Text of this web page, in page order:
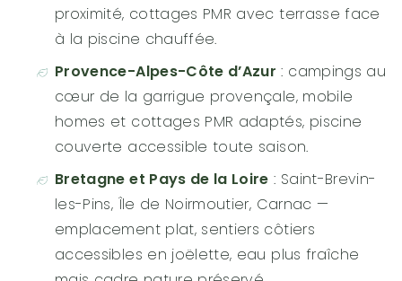
proximité, cottages PMR avec terrasse face
à la piscine chauffée.
Provence-Alpes-Côte d’Azur : campings au
cœur de la garrigue provençale, mobile
homes et cottages PMR adaptés, piscine
couverte accessible toute saison.
Bretagne et Pays de la Loire : Saint-Brevin-
les-Pins, Île de Noirmoutier, Carnac —
emplacement plat, sentiers côtiers
accessibles en joëlette, eau plus fraîche